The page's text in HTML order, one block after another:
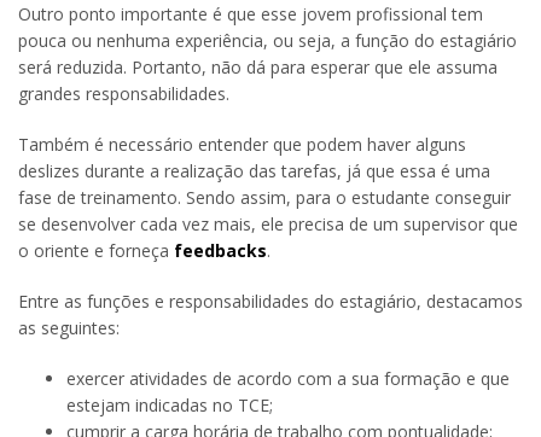
Outro ponto importante é que esse jovem profissional tem
pouca ou nenhuma experiência, ou seja, a função do estagiário
será reduzida. Portanto, não dá para esperar que ele assuma
grandes responsabilidades.
Também é necessário entender que podem haver alguns
deslizes durante a realização das tarefas, já que essa é uma
fase de treinamento. Sendo assim, para o estudante conseguir
se desenvolver cada vez mais, ele precisa de um supervisor que
o oriente e forneça feedbacks.
Entre as funções e responsabilidades do estagiário, destacamos
as seguintes:
exercer atividades de acordo com a sua formação e que
estejam indicadas no TCE;
cumprir a carga horária de trabalho com pontualidade;